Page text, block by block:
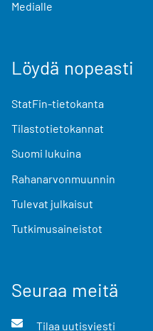
Medialle
Löydä nopeasti
StatFin-tietokanta
Tilastotietokannat
Suomi lukuina
Rahanarvonmuunnin
Tulevat julkaisut
Tutkimusaineistot
Seuraa meitä
Tilaa uutisviesti